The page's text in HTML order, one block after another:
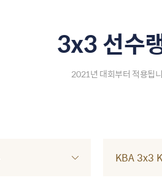
3x3 선수
2021년 대회부터 적용됩
KBA 3x3